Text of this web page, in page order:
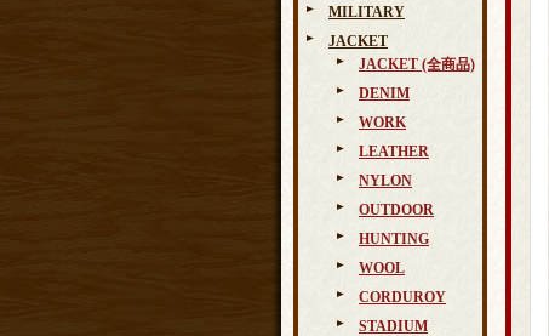
MILITARY
JACKET
JACKET (全商品)
DENIM
WORK
LEATHER
NYLON
OUTDOOR
HUNTING
WOOL
CORDUROY
STADIUM